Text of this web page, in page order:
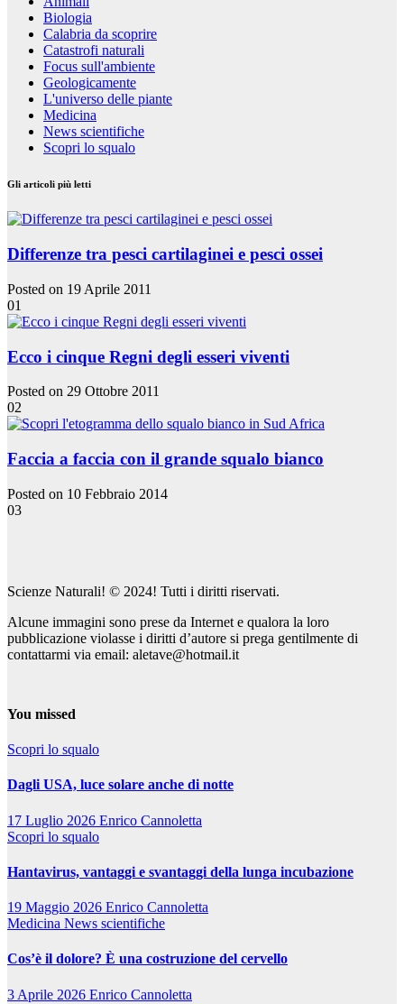
Biologia
Calabria da scoprire
Catastrofi naturali
Focus sull'ambiente
Geologicamente
L'universo delle piante
Medicina
News scientifiche
Scopri lo squalo
Gli articoli più letti
Differenze tra pesci cartilaginei e pesci ossei
Posted on 19 Aprile 2011
01
Ecco i cinque Regni degli esseri viventi
Posted on 29 Ottobre 2011
02
Faccia a faccia con il grande squalo bianco
Posted on 10 Febbraio 2014
03
Scienze Naturali! © 2024! Tutti i diritti riservati.
Alcune immagini sono prese da Internet e qualora la loro
pubblicazione violasse i diritti d’autore si prega gentilmente di
contattarmi via email: aletave@hotmail.it
You missed
Scopri lo squalo
Dagli USA, luce solare anche di notte
17 Luglio 2026 Enrico Cannoletta
Scopri lo squalo
Hantavirus, vantaggi e svantaggi della lunga incubazione
19 Maggio 2026 Enrico Cannoletta
Medicina News scientifiche
Cos’è il dolore? È una costruzione del cervello
3 Aprile 2026 Enrico Cannoletta